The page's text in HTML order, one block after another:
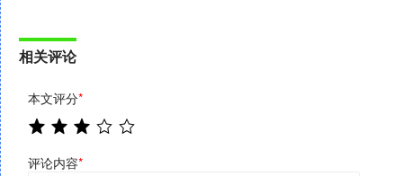
相关评论
本文评分*
评论内容*